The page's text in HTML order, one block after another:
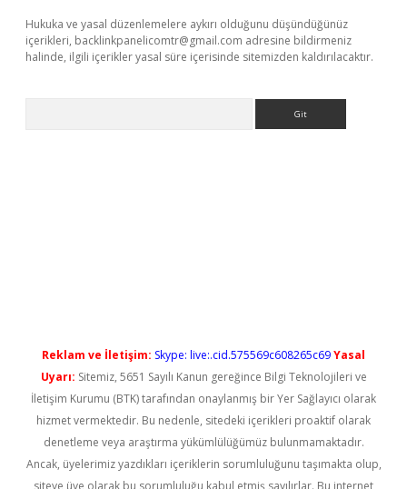
Hukuka ve yasal düzenlemelere aykırı olduğunu düşündüğünüz
içerikleri, backlinkpanelicomtr@gmail.com adresine bildirmeniz
halinde, ilgili içerikler yasal süre içerisinde sitemizden kaldırılacaktır.
Reklam ve İletişim: Skype: live:.cid.575569c608265c69Yasal
Uyarı: Sitemiz, 5651 Sayılı Kanun gereğince Bilgi Teknolojileri ve
İletişim Kurumu (BTK) tarafından onaylanmış bir Yer Sağlayıcı olarak
hizmet vermektedir. Bu nedenle, sitedeki içerikleri proaktif olarak
denetleme veya araştırma yükümlülüğümüz bulunmamaktadır.
Ancak, üyelerimiz yazdıkları içeriklerin sorumluluğunu taşımakta olup,
siteye üye olarak bu sorumluluğu kabul etmiş sayılırlar. Bu internet